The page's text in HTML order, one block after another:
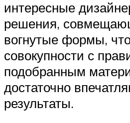
интересные
решения,
вогнутые формы,
совокупности с
подобранным
достаточно
результаты.